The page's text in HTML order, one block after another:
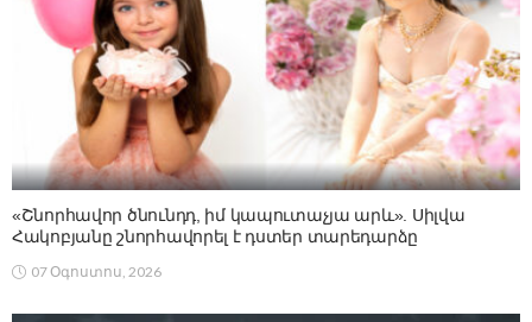
«Շնորհավոր ծնունդդ, իմ կապուտաչյա արև». Սիլվա
Հակոբյանը շնորհավորել է դստեր տարեդարձը
07 Օգոստոս, 2026